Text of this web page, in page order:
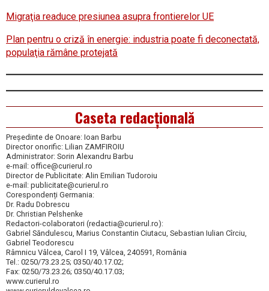
Migraţia readuce presiunea asupra frontierelor UE
Plan pentru o criză în energie: industria poate fi deconectată,
populaţia rămâne protejată
Caseta redacțională
Președinte de Onoare: Ioan Barbu
Director onorific: Lilian ZAMFIROIU
Administrator: Sorin Alexandru Barbu
e-mail: office@curierul.ro
Director de Publicitate: Alin Emilian Tudoroiu
e-mail: publicitate@curierul.ro
Corespondenți Germania:
Dr. Radu Dobrescu
Dr. Christian Pelshenke
Redactori-colaboratori (redactia@curierul.ro):
Gabriel Săndulescu, Marius Constantin Ciutacu, Sebastian Iulian Cîrciu,
Gabriel Teodorescu
Râmnicu Vâlcea, Carol I 19, Vâlcea, 240591, România
Tel.: 0250/73.23.25; 0350/40.17.02;
Fax: 0250/73.23.26; 0350/40.17.03;
www.curierul.ro